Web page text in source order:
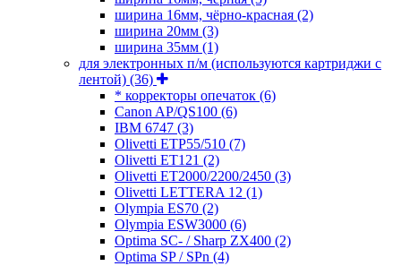
ширина 16мм, чёрно-красная (2)
ширина 20мм (3)
ширина 35мм (1)
для электронных п/м (используются картриджи с
лентой) (36)
* корректоры опечаток (6)
Canon AP/QS100 (6)
IBM 6747 (3)
Olivetti ETP55/510 (7)
Olivetti ET121 (2)
Olivetti ET2000/2200/2450 (3)
Olivetti LETTERA 12 (1)
Olympia ES70 (2)
Olympia ESW3000 (6)
Optima SC- / Sharp ZX400 (2)
Optima SP / SPn (4)